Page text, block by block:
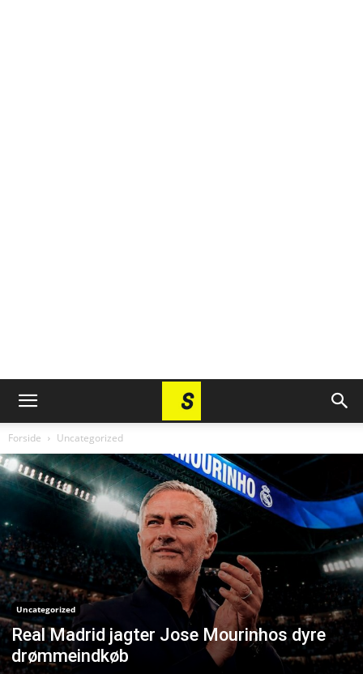
Forside Uncategorized
Uncategorized
Real Madrid jagter Jose Mourinhos dyre
drømmeindkøb